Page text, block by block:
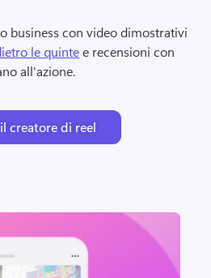
business con video dimostrativi
le quinte e recensioni con
all'azione.
creatore di reel